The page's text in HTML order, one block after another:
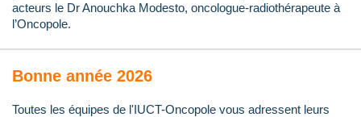
acteurs le Dr Anouchka Modesto, oncologue-radiothérapeute à
l’Oncopole.
Bonne année 2026
Toutes les équipes de l'IUCT-Oncopole vous adressent leurs